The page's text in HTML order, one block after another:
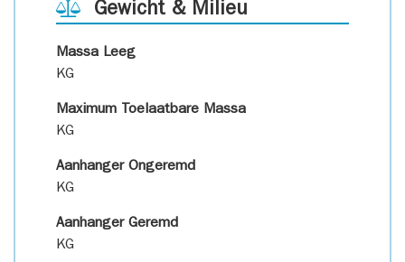
Gewicht & Milieu
Massa Leeg
KG
Maximum Toelaatbare Massa
KG
Aanhanger Ongeremd
KG
Aanhanger Geremd
KG